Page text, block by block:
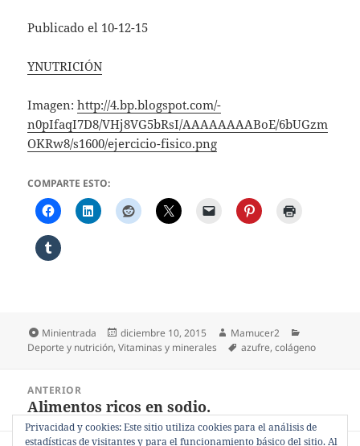
Publicado el 10-12-15
YNUTRICIÓN
Imagen:http://4.bp.blogspot.com/-
n0pIfaqI7D8/VHj8VG5bRsI/AAAAAAAABoE/6bUGzm
OKRw8/s1600/ejercicio-fisico.png
COMPARTE ESTO:
Formato
Minientrada
Publicado
el
diciembre 10, 2015 Autor
Mamucer2
Deporte y nutrición,Vitaminas y minerales Etiquetas
azufre,colágeno
entradas
ANTERIOR
Entrada
anterior:
Alimentos ricos en sodio.
Privacidad y cookies: Este sitio utiliza cookies para el análisis de
estadísticas de visitantes y para el funcionamiento básico del sitio. Al